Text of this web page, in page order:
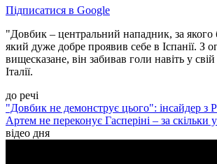
Підписатися в Google
"Довбик – центральний нападник, за якого
який дуже добре проявив себе в Іспанії. З
вищесказане, він забивав голи навіть у
Італії.
до речі
"Довбик не демонструє цього": інсайдер з
Артем не переконує Гасперіні – за скільки
відео дня